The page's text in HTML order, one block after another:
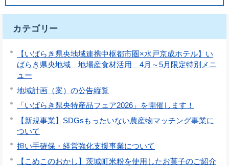
カテゴリー
【いばらき県央地域連携中枢都市圏×水戸京成ホテル】い
ばらき県央地域 地場産食材活用 4月～5月限定特別メニ
ュー
地域計画（案）の公告縦覧
「いばらき県央特産品フェア2026」を開催します！
【新規事業】SDGsもったいない農産物マッチング事業に
ついて
担い手確保・経営強化支援事業について
【こめこのおかし】茨城町米粉を使用したお菓子のご紹介